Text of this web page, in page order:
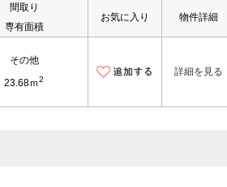
間取り
専有面積
お気に入り 物件詳細
その他
23.68ｍ2
詳細を見る